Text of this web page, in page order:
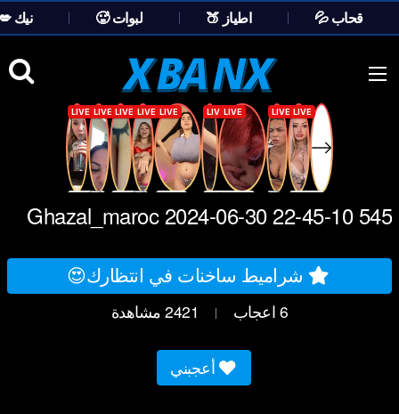
💦 قحاب 🍑 اطياز 🥵 لبوات
💋 نيك
content
Ghazal_maroc 2024-06-30 22-45-10 545
شراميط ساخنات في انتظارك😍
2421مشاهدة | 6 اعجاب
أعجبني